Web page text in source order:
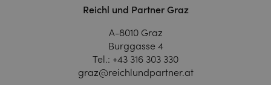
Reichl und Partner Graz
A-8010 Graz
Burggasse 4
Tel.: +43 316 303 330
graz@reichlundpartner.at